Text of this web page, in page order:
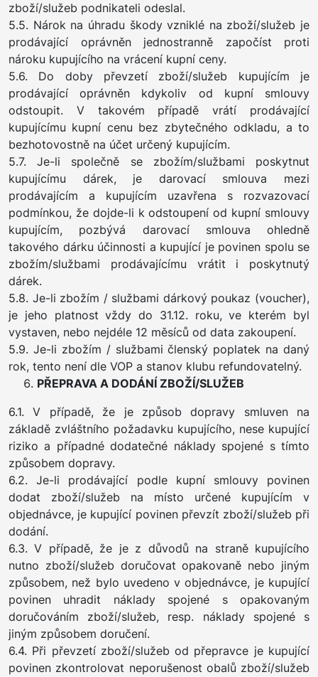
zboží/služeb podnikateli odeslal.
5.5. Nárok na úhradu škody vzniklé na zboží/služeb je
prodávající oprávněn jednostranně započíst proti
nároku kupujícího na vrácení kupní ceny.
5.6. Do doby převzetí zboží/služeb kupujícím je
prodávající oprávněn kdykoliv od kupní smlouvy
odstoupit. V takovém případě vrátí prodávající
kupujícímu kupní cenu bez zbytečného odkladu, a to
bezhotovostně na účet určený kupujícím.
5.7. Je-li společně se zbožím/službami poskytnut
kupujícímu dárek, je darovací smlouva mezi
prodávajícím a kupujícím uzavřena s rozvazovací
podmínkou, že dojde-li k odstoupení od kupní smlouvy
kupujícím, pozbývá darovací smlouva ohledně
takového dárku účinnosti a kupující je povinen spolu se
zbožím/službami prodávajícímu vrátit i poskytnutý
dárek.
5.8. Je-li zbožím / službami dárkový poukaz (voucher),
je jeho platnost vždy do 31.12. roku, ve kterém byl
vystaven, nebo nejdéle 12 měsíců od data zakoupení.
5.9. Je-li zbožím / službami členský poplatek na daný
rok, tento není dle VOP a stanov klubu refundovatelný.
PŘEPRAVA A DODÁNÍ ZBOŽÍ/SLUŽEB
6.1. V případě, že je způsob dopravy smluven na
základě zvláštního požadavku kupujícího, nese kupující
riziko a případné dodatečné náklady spojené s tímto
způsobem dopravy.
6.2. Je-li prodávající podle kupní smlouvy povinen
dodat zboží/služeb na místo určené kupujícím v
objednávce, je kupující povinen převzít zboží/služeb při
dodání.
6.3. V případě, že je z důvodů na straně kupujícího
nutno zboží/služeb doručovat opakovaně nebo jiným
způsobem, než bylo uvedeno v objednávce, je kupující
povinen uhradit náklady spojené s opakovaným
doručováním zboží/služeb, resp. náklady spojené s
jiným způsobem doručení.
6.4. Při převzetí zboží/služeb od přepravce je kupující
povinen zkontrolovat neporušenost obalů zboží/služeb